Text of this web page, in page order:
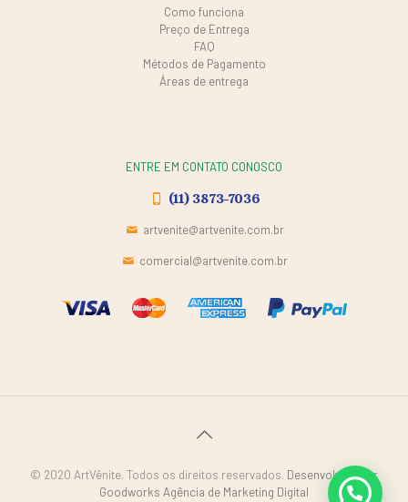
Como funciona
Preço de Entrega
FAQ
Métodos de Pagamento
Áreas de entrega
ENTRE EM CONTATO CONOSCO
(11) 3873-7036
artvenite@artvenite.com.br
comercial@artvenite.com.br
© 2020 ArtVênite. Todos os direitos reservados. Desenvolvido por
Goodworks Agência de Marketing Digital